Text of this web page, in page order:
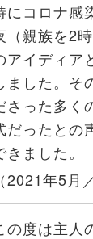
にコロナ感
（親族を2
アイディア
ました。そ
さった多く
だったとの
きました。
（2021年5月
の度は主人